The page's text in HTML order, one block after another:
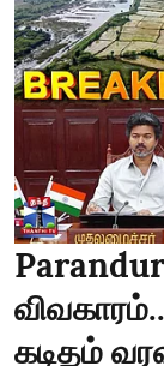
கடிதம்